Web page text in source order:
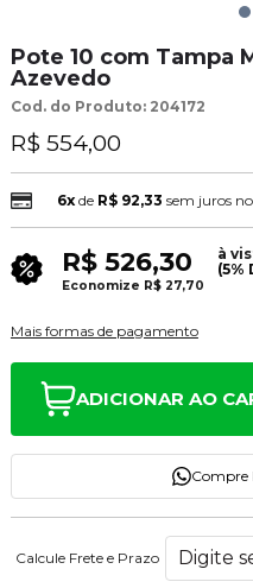
Pote 10 com Tampa
Azevedo
Cod. do Produto: 204172
R$ 554,00
6xde R$ 92,33 sem juros
R$ 526,30
à
(5%
Economize R$ 27,70
Mais formas de pagamento
ADICIONAR AO
Compre
Calcule Frete e Prazo